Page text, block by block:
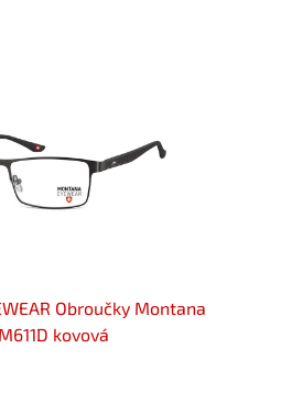
Obroučky Montana
kovová